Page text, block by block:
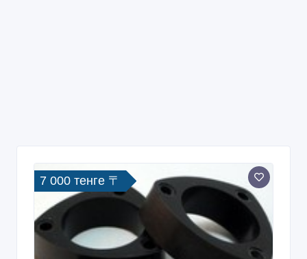
7 000 тенге 〒